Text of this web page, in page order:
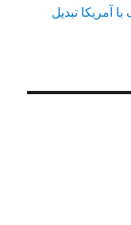
آمریکا تبدیل